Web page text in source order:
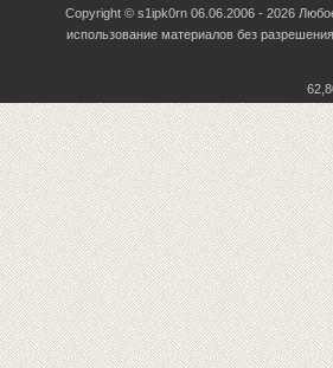
Copyright © s1ipk0rn 06.06.2006 - 2026
использование материалов без